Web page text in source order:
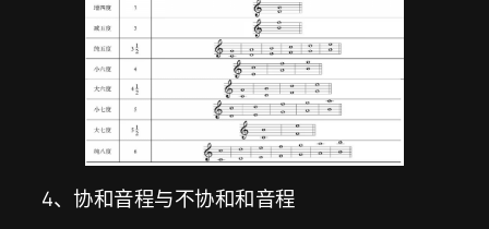
4、协和音程与不协和和音程